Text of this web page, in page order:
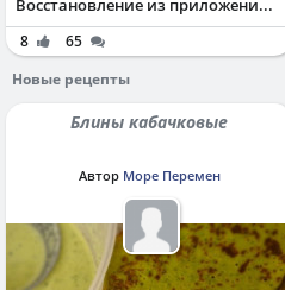
Восстановление из приложени...
8
65
Новые рецепты
Блины кабачковые
Автор Море Перемен